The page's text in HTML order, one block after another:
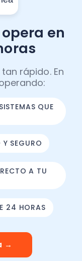
en
rápido. En
QUE
SEGURO
A TU
24 HORAS
→